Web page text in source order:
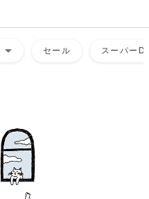
arrow_drop_down セール スーパー